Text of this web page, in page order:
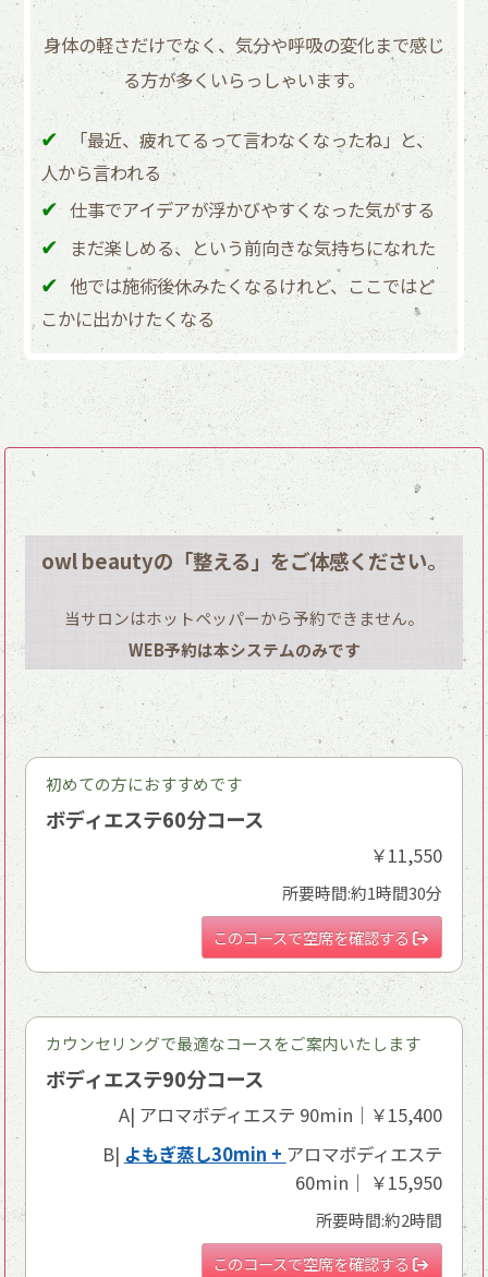
身体の軽さだけでなく、気分や呼吸の変化まで感じ
る方が多くいらっしゃいます。
「最近、疲れてるって言わなくなったね」と、
人から言われる
仕事でアイデアが浮かびやすくなった気がする
まだ楽しめる、という前向きな気持ちになれた
他では施術後休みたくなるけれど、ここではど
こかに出かけたくなる
owl beautyの「整える」をご体感ください。
当サロンはホットペッパーから予約できません。
WEB予約は本システムのみです
初めての方におすすめです
ボディエステ60分コース
￥11,550
所要時間:約1時間30分
このコースで空席を確認する
カウンセリングで最適なコースをご案内いたします
ボディエステ90分コース
A| アロマボディエステ 90min｜￥15,400
B| よもぎ蒸し30min + アロマボディエステ
60min｜ ￥15,950
所要時間:約2時間
このコースで空席を確認する